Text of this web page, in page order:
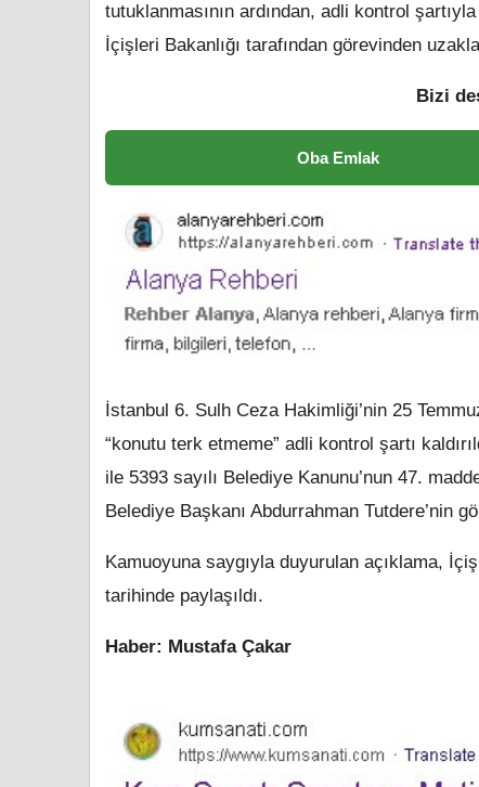
tutuklanmasının ardından, adli kontrol
İçişleri Bakanlığı tarafından görevinden
Bizi
Oba Emlak
İstanbul 6. Sulh Ceza Hakimliği’nin 25
“konutu terk etmeme” adli kontrol şartı
ile 5393 sayılı Belediye Kanunu’nun 47.
Belediye Başkanı Abdurrahman Tutdere’nin
Kamuoyuna saygıyla duyurulan açıklama,
tarihinde paylaşıldı.
Haber: Mustafa Çakar